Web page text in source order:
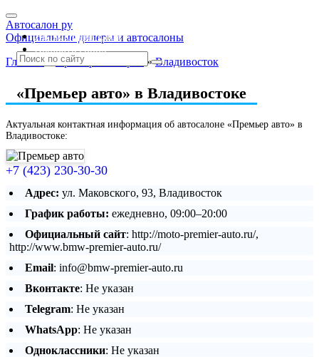
Автосалон ру
Официальные дилеры и автосалоны
Автосалоны Lada
Выбрать город
Главная » Приморский край » Владивосток
«Премьер авто» в Владивостоке
Актуальная контактная информация об автосалоне «Премьер авто» в
Владивостоке:
+7 (423) 230-30-30
Адрес: ул. Маковского, 93, Владивосток
График работы: ежедневно, 09:00–20:00
Официальный сайт: http://moto-premier-auto.ru/,
http://www.bmw-premier-auto.ru/
Email: info@bmw-premier-auto.ru
Вконтакте: Не указан
Telegram: Не указан
WhatsApp: Не указан
Одноклассники: Не указан